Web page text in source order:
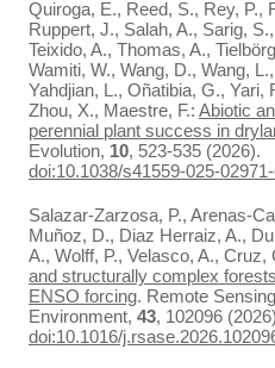
Quiroga, E., Reed, S., Rey, P.,
Ruppert, J., Salah, A., Sarig,
Teixido, A., Thomas, A.,
Wamiti, W., Wang, D., Wang,
Yahdjian, L., Oñatibia, G., Yari,
Zhou, X., Maestre, F.: Abiotic
perennial plant success in
Evolution, 10, 523-535 (2026).
doi:10.1038/s41559-025-
Salazar-Zarzosa, P., Arenas-
Muñoz, D., Diaz Herraiz, A.,
A., Wolff, P., Velasco, A., Cruz,
and structurally complex
ENSO forcing. Remote
Environment, 43, 102096
doi:10.1016/